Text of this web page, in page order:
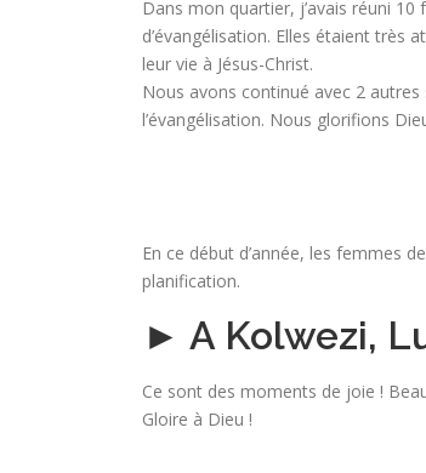
Dans mon quartier, j’avais réuni
d’évangélisation. Elles étaient très
leur vie à Jésus-Christ.
Nous avons continué avec 2
l’évangélisation. Nous glorifions
En ce début d’année, les femmes
planification.
► A Kolwezi,
Ce sont des moments de joie !
Gloire à Dieu !